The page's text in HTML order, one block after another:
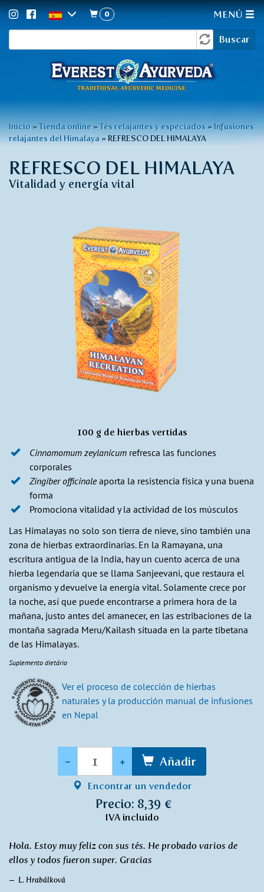
de
búsqueda
Buscar
0 MENÚ
Usted
está
aquí
Inicio »Tienda online »Tés relajantes y especiados »Infusiones
relajantes del Himalaya » REFRESCO DEL HIMALAYA
REFRESCO DEL HIMALAYA
Vitalidad y energía vital
100 g de hierbas vertidas
Cinnamomum zeylanicum refresca las funciones
corporales
Zingiber officinaleaporta la resistencia física y una buena
forma
Promociona vitalidad y la actividad de los músculos
Las Himalayas no solo son tierra de nieve, sino también una
zona de hierbas extraordinarias. En la Ramayana, una
escritura antigua de la India, hay un cuento acerca de una
hierba legendaria que se llama Sanjeevani, que restaura el
organismo y devuelve la energía vital. Solamente crece por
la noche, así que puede encontrarse a primera hora de la
mañana, justo antes del amanecer, en las estribaciones de la
montaña sagrada Meru/Kailash situada en la parte tibetana
de las Himalayas.
Suplemento dietário
Ver el proceso de colección de hierbas
naturales y la producción manual de infusiones
en Nepal​
- + Añadir
Encontrar un vendedor
Precio: 8,39 €
IVA incluido
Hola. Estoy muy feliz con sus tés. He probado varios de
ellos y todos fueron super. Gracias
L. Hrabálková